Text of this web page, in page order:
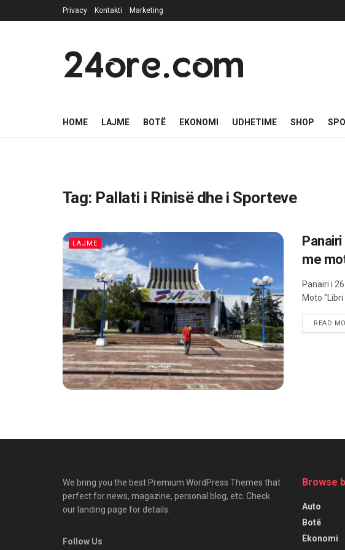
Privacy Kontakti Marketing
24ore.com
HOME LAJME BOTË EKONOMI UDHETIME SHOP
Tag: Pallati i Rinisë dhe i Sporteve
LAJME
me
Panairi i
Moto
READ
We bring you the best Premium WordPress Themes that
perfect for news, magazine, personal blog, etc. Check
our landing page for details.
Follow Us
Browse
Auto
Botë
Ekonomi